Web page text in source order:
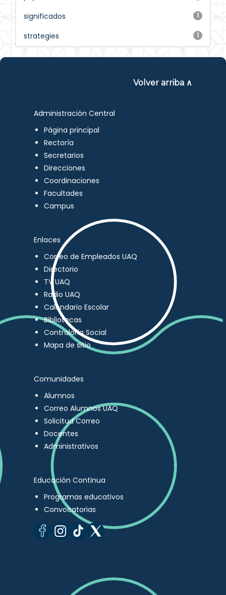
1
significados
1
strategies
Volver arriba ∧
Administración Central
Página principal
Rectoría
Secretarios
Direcciones
Coordinaciones
Facultades
Campus
Enlaces
Correo de Empleados UAQ
Directorio
TV UAQ
Radio UAQ
Calendario Escolar
Bibliotecas
Contraloría Social
Mapa de sitio
Comunidades
Alumnos
Correo Alumnos UAQ
Solicitud Correo
Docentes
Administrativos
Educación Continua
Programas educativos
Convocatorias